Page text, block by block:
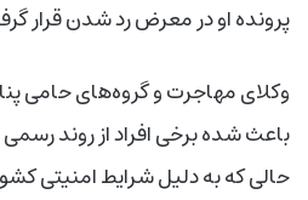
پرونده او در معرض رد شدن قرار
وکلای مهاجرت و گروه‌های حامی
باعث شده برخی افراد از روند
حالی که به دلیل شرایط امنیتی